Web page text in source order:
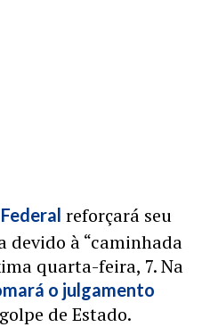
reforçará seu
devido à “caminhada
quarta-feira, 7. Na
o julgamento
de Estado.